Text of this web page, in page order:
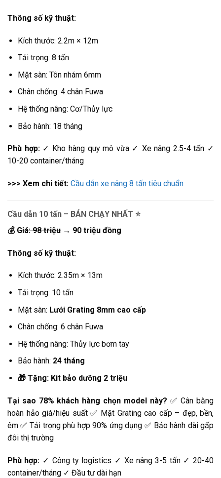
Thông số kỹ thuật:
Kích thước: 2.2m × 12m
Tải trọng: 8 tấn
Mặt sàn: Tôn nhám 6mm
Chân chống: 4 chân Fuwa
Hệ thống nâng: Cơ/Thủy lực
Bảo hành: 18 tháng
Phù hợp:✓ Kho hàng quy mô vừa ✓ Xe nâng 2.5-4 tấn ✓
10-20 container/tháng
>>> Xem chi tiết: Cầu dẫn xe nâng 8 tấn tiêu chuẩn
Cầu dẫn 10 tấn – BÁN CHẠY NHẤT ⭐
💰 Giá: 98 triệu → 90 triệu đồng
Thông số kỹ thuật:
Kích thước: 2.35m × 13m
Tải trọng: 10 tấn
Mặt sàn: Lưới Grating 8mm cao cấp
Chân chống: 6 chân Fuwa
Hệ thống nâng: Thủy lực bơm tay
Bảo hành: 24 tháng
🎁 Tặng: Kit bảo dưỡng 2 triệu
Tại sao 78% khách hàng chọn model này? ✅ Cân bằng
hoàn hảo giá/hiệu suất ✅ Mặt Grating cao cấp – đẹp, bền,
êm ✅ Tải trọng phù hợp 90% ứng dụng ✅ Bảo hành dài gấp
đôi thị trường
Phù hợp: ✓ Công ty logistics ✓ Xe nâng 3-5 tấn ✓ 20-40
container/tháng ✓ Đầu tư dài hạn